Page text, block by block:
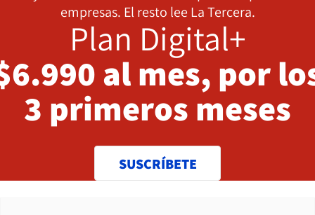
empresas. El resto lee La Tercera.
Plan Digital+
al mes, por
3 primeros meses
SUSCRÍBETE